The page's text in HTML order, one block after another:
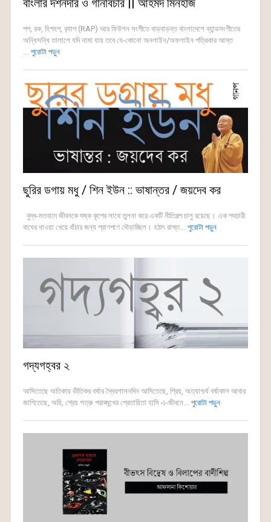
বাংলার দর্শনদার ও গানবিচার || আহমদ মিনহাজ
পপ, রক, হিপহপ, র‌্যাপ (RAP) আর ফিউশন সংগীতে বাড়বাড়ন্ত বাংলাদেশে ব্যান্ডসংগীতের
অন্ধিসন্ধি তালাশে যদি নামা যায় তবে যে-কোনো অনলাইন/অফলাইন পত্রিকার আস্ত
... পুরোটা পড়ুন
ছুরির ডগায় মধু / শিন ইউন :: ভাষান্তর / জয়দেব কর
বুদ্ধ-মতবাদে জীবনকে শুষ্ক কূপের সাথে তুলনা করে একটি নীতিগল্প চালু রয়েছে। এক পথচারী
বাঘের ধাওয়া খেয়ে বাঁচার জন্য প্রাণপণে দৌড়াচ্ছিল। হঠাৎ রাস্ত... পুরোটা পড়ুন
গদ্যগহ্বর ২
আসিতেছে অতিকায় ভীতিকর বর্ষার স্বৈরশাসনদিন আসিতেছে, প্রিয়, অত্যাশ্চর্য বর্ষাকাল আবার
জাগিতেছে, অয়ি, শ্রেয় শত্রু পরাঙ্মুখের প্রেতায়িতা হাসি এ-জীবনে... পুরোটা পড়ুন